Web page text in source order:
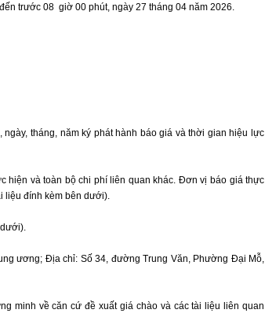
trước 08 giờ 00 phút, ngày 27 tháng 04 năm 2026.
tháng, năm ký phát hành báo giá và thời gian hiệu lực
hiện và toàn bộ chi phí liên quan khác. Đơn vị báo giá thực
liệu đính kèm bên dưới).
ương; Địa chỉ: Số 34, đường Trung Văn, Phường Đại Mỗ,
minh về căn cứ đề xuất giá chào và các tài liệu liên quan